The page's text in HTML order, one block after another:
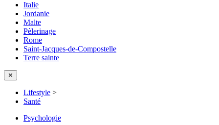
Italie
Jordanie
Malte
Pèlerinage
Rome
Saint-Jacques-de-Compostelle
Terre sainte
✕
Lifestyle >
Santé
Psychologie